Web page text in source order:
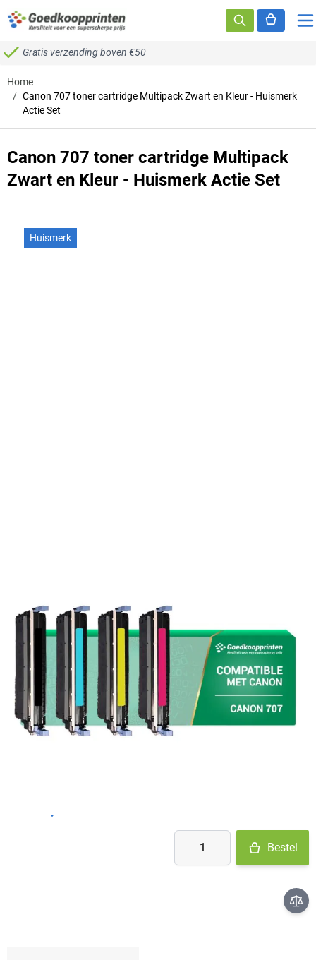
Ga naar de inhoud
Gratis verzending boven €50
Home
/ Canon 707 toner cartridge Multipack Zwart en Kleur - Huismerk
Actie Set
Canon 707 toner cartridge Multipack
Zwart en Kleur - Huismerk Actie Set
Huismerk
Op voorraad
- Ma-Do: voor 15:30 besteld = vandaag verzonden
- Vr: voor 14:00 besteld = vandaag verzonden
Aantal
Bestel